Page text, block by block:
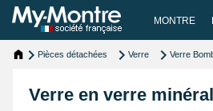
MONTRE
Pièces détachées Verre Verre
Verre en verre